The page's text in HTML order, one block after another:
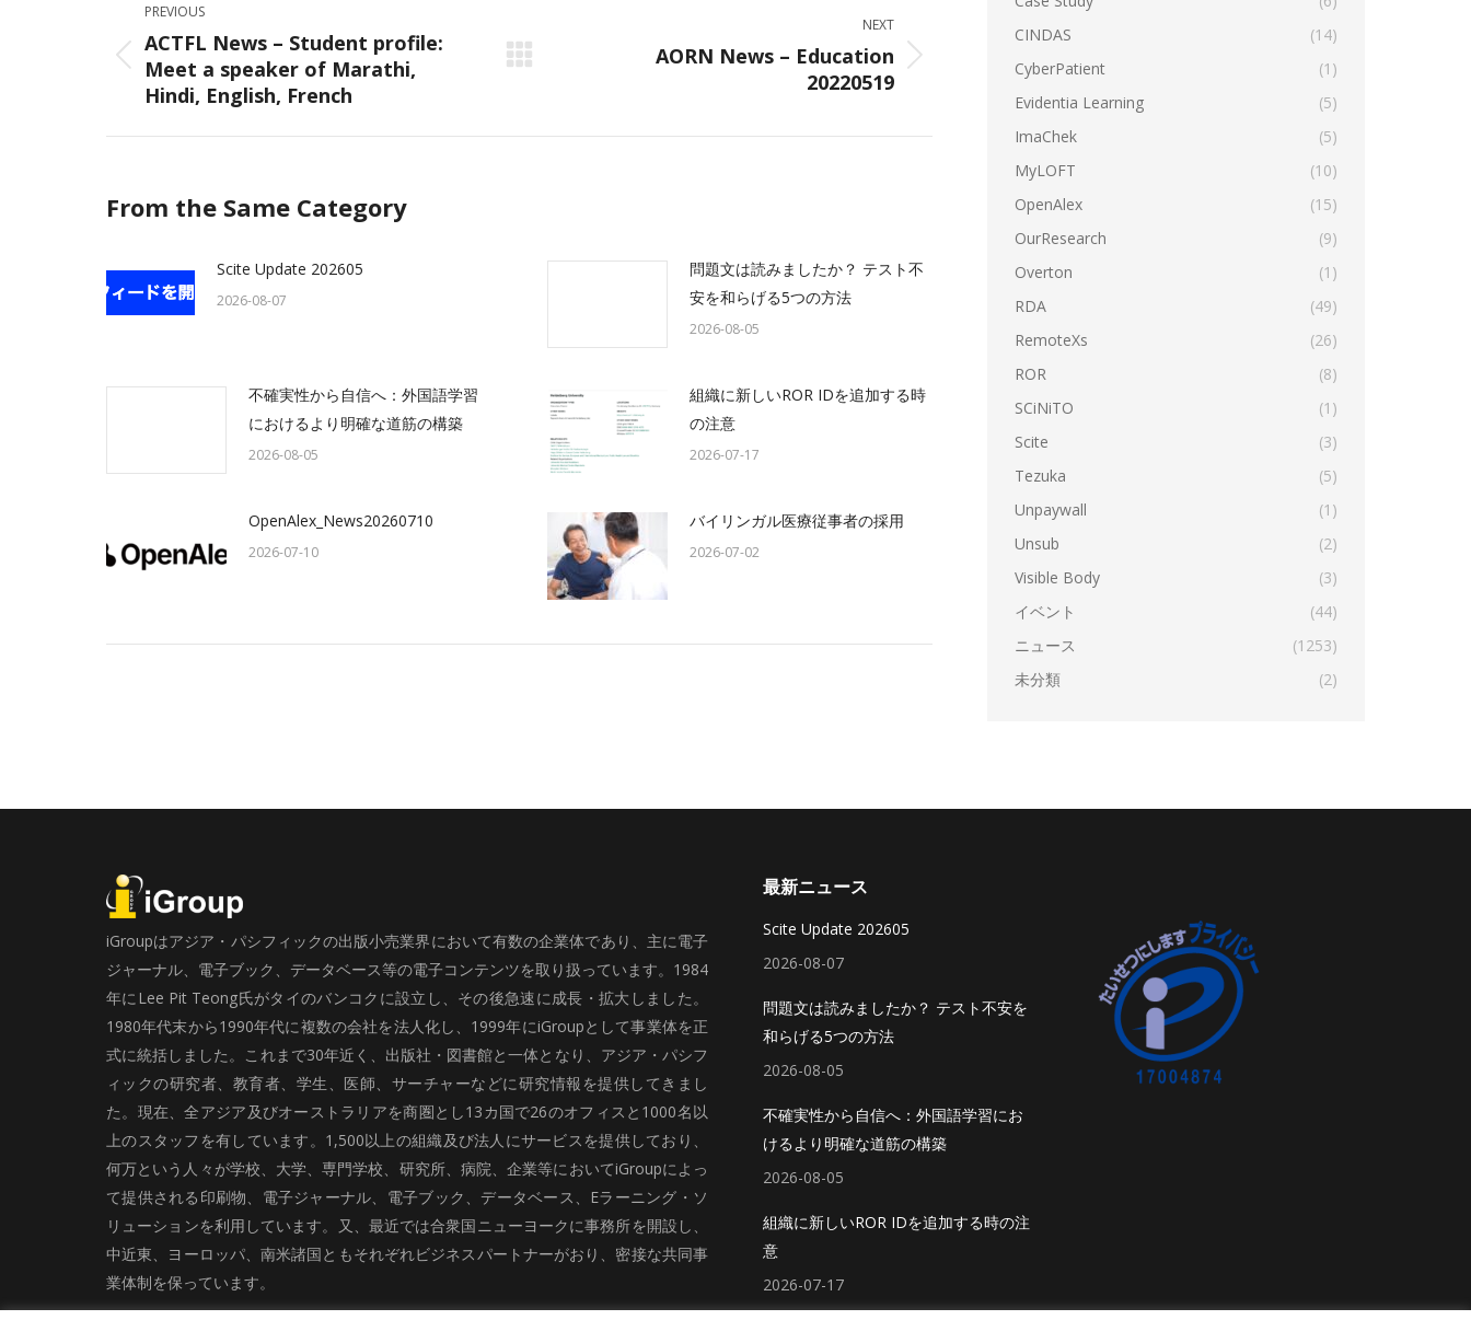
navigation
PREVIOUS
Previous
post:
ACTFL News – Student profile:
Meet a speaker of Marathi,
Hindi, English, French
NEXT
AORN News – Education
20220519
From the Same Category
Scite Update 202605
2026-08-07
問題文は読みましたか？ テスト不
安を和らげる5つの方法
2026-08-05
不確実性から自信へ：外国語学習
におけるより明確な道筋の構築
2026-08-05
組織に新しいROR IDを追加する時
の注意
2026-07-17
OpenAlex_News20260710
2026-07-10
バイリンガル医療従事者の採用
2026-07-02
CINDAS
(14)
CyberPatient
(1)
Evidentia Learning
(5)
ImaChek
(5)
MyLOFT
(10)
OpenAlex
(15)
OurResearch
(9)
Overton
(1)
RDA
(49)
RemoteXs
(26)
ROR
(8)
SCiNiTO
(1)
Scite
(3)
Tezuka
(5)
Unpaywall
(1)
Unsub
(2)
Visible Body
(3)
イベント
(44)
ニュース
(1253)
未分類
(2)
iGroupはアジア・パシフィックの出版小売業界において有数の企業体であり、主に電子
ジャーナル、電子ブック、データベース等の電子コンテンツを取り扱っています。1984
年にLee Pit Teong氏がタイのバンコクに設立し、その後急速に成長・拡大しました。
1980年代末から1990年代に複数の会社を法人化し、1999年にiGroupとして事業体を正
式に統括しました。これまで30年近く、出版社・図書館と一体となり、アジア・パシフ
ィックの研究者、教育者、学生、医師、サーチャーなどに研究情報を提供してきまし
た。現在、全アジア及びオーストラリアを商圏とし13カ国で26のオフィスと1000名以
上のスタッフを有しています。1,500以上の組織及び法人にサービスを提供しており、
何万という人々が学校、大学、専門学校、研究所、病院、企業等においてiGroupによっ
て提供される印刷物、電子ジャーナル、電子ブック、データベース、Eラーニング・ソ
リューションを利用しています。又、最近では合衆国ニューヨークに事務所を開設し、
中近東、ヨーロッパ、南米諸国ともそれぞれビジネスパートナーがおり、密接な共同事
業体制を保っています。
最新ニュース
Scite Update 202605
2026-08-07
問題文は読みましたか？ テスト不安を
和らげる5つの方法
2026-08-05
不確実性から自信へ：外国語学習にお
けるより明確な道筋の構築
2026-08-05
組織に新しいROR IDを追加する時の注
意
2026-07-17